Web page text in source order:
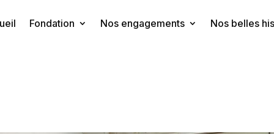
Fondation Nos engagements Nos belles